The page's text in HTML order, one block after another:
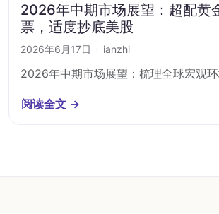
2026年中期市场展望：超配黄
票，适度抄底美股
2026年6月17日 ianzhi
2026年中期市场展望：梳理全球宏观
阅读全文 →